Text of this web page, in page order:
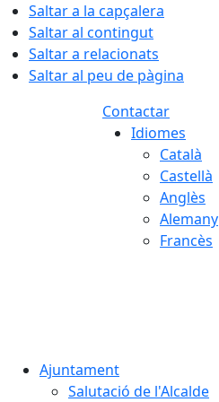
Saltar a la capçalera
Saltar al contingut
Saltar a relacionats
Saltar al peu de pàgina
Contactar
Idiomes
Català
Castellà
Anglès
Alemany
Francès
Ajuntament
Salutació de l'Alcalde